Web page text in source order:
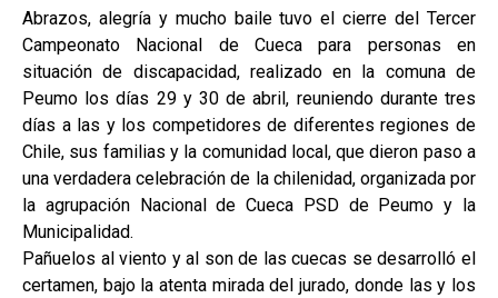
Abrazos, alegría y mucho baile tuvo el cierre del Tercer
Campeonato Nacional de Cueca para personas en
situación de discapacidad, realizado en la comuna de
Peumo los días 29 y 30 de abril, reuniendo durante tres
días a las y los competidores de diferentes regiones de
Chile, sus familias y la comunidad local, que dieron paso a
una verdadera celebración de la chilenidad, organizada por
la agrupación Nacional de Cueca PSD de Peumo y la
Municipalidad.
Pañuelos al viento y al son de las cuecas se desarrolló el
certamen, bajo la atenta mirada del jurado, donde las y los